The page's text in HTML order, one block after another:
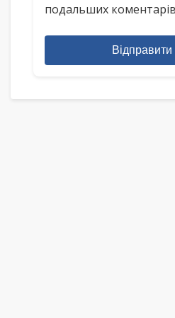
подальших
Відправити